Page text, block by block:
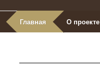
Главная О проекте